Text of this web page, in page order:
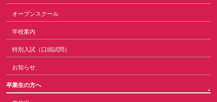
オープンスクール
学校案内
特別入試（口頭試問）
お知らせ
卒業生の方へ